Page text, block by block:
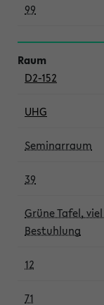
99
D2-152
UHG
Seminarraum
39
Grüne Tafel,
Bestuhlung
12
71